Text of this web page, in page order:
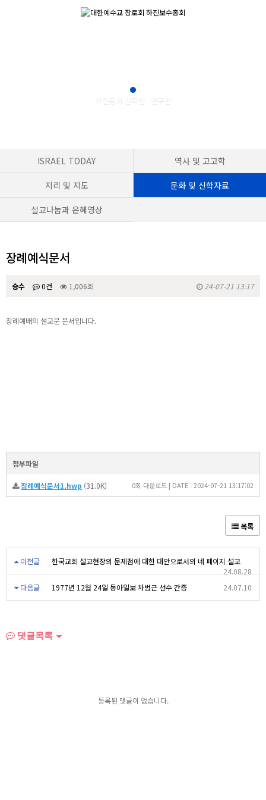
ISRAEL TODAY 역사 및 고고학
지리 및 지도 문화 및 신학자료
설교나눔과 은혜영상
장례예식문서
승수 0건 1,006회 24-07-21 13:17
장례예배의 설교문 문서입니다.
첨부파일
장례예식문서1.hwp (31.0K) 0회 다운로드 | DATE : 2024-07-21 13:17:02
목록
이전글
한국교회 설교현장의 문제점에 대한 대안으로서의 네 페이지 설교
24.08.28
다음글
1977년 12월 24일 동아일보 차범근 선수 간증 24.07.10
댓글목록
등록된 댓글이 없습니다.